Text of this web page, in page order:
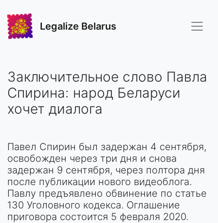
Legalize Belarus
Заключительное слово Павла
Спирина: народ Беларуси
хочет диалога
Павел Спирин был задержан 4 сентября,
освобожден через три дня и снова
задержан 9 сентября, через полтора дня
после публикации нового видеоблога.
Павлу предъявлено обвинение по статье
130 Уголовного кодекса. Оглашение
приговора состоится 5 февраля 2020.